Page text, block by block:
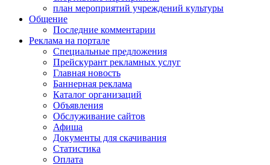
план мероприятий учреждений культуры
Общение
Последние комментарии
Реклама на портале
Специальные предложения
Прейскурант рекламных услуг
Главная новость
Баннерная реклама
Каталог организаций
Объявления
Обслуживание сайтов
Афиша
Документы для скачивания
Статистика
Оплата